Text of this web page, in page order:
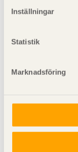
Inställningar
Statistik
Marknadsföring